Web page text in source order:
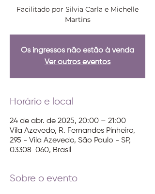
Facilitado por Silvia Carla e Michelle
Martins
Os ingressos não estão à venda
Ver outros eventos
Horário e local
24 de abr. de 2025, 20:00 – 21:00
Vila Azevedo, R. Fernandes Pinheiro,
295 - Vila Azevedo, São Paulo - SP,
03308-060, Brasil
Sobre o evento